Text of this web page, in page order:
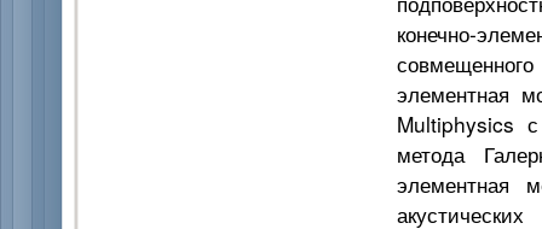
конечно-
совмещенного
элементная
Multiphysics
метода
элементная